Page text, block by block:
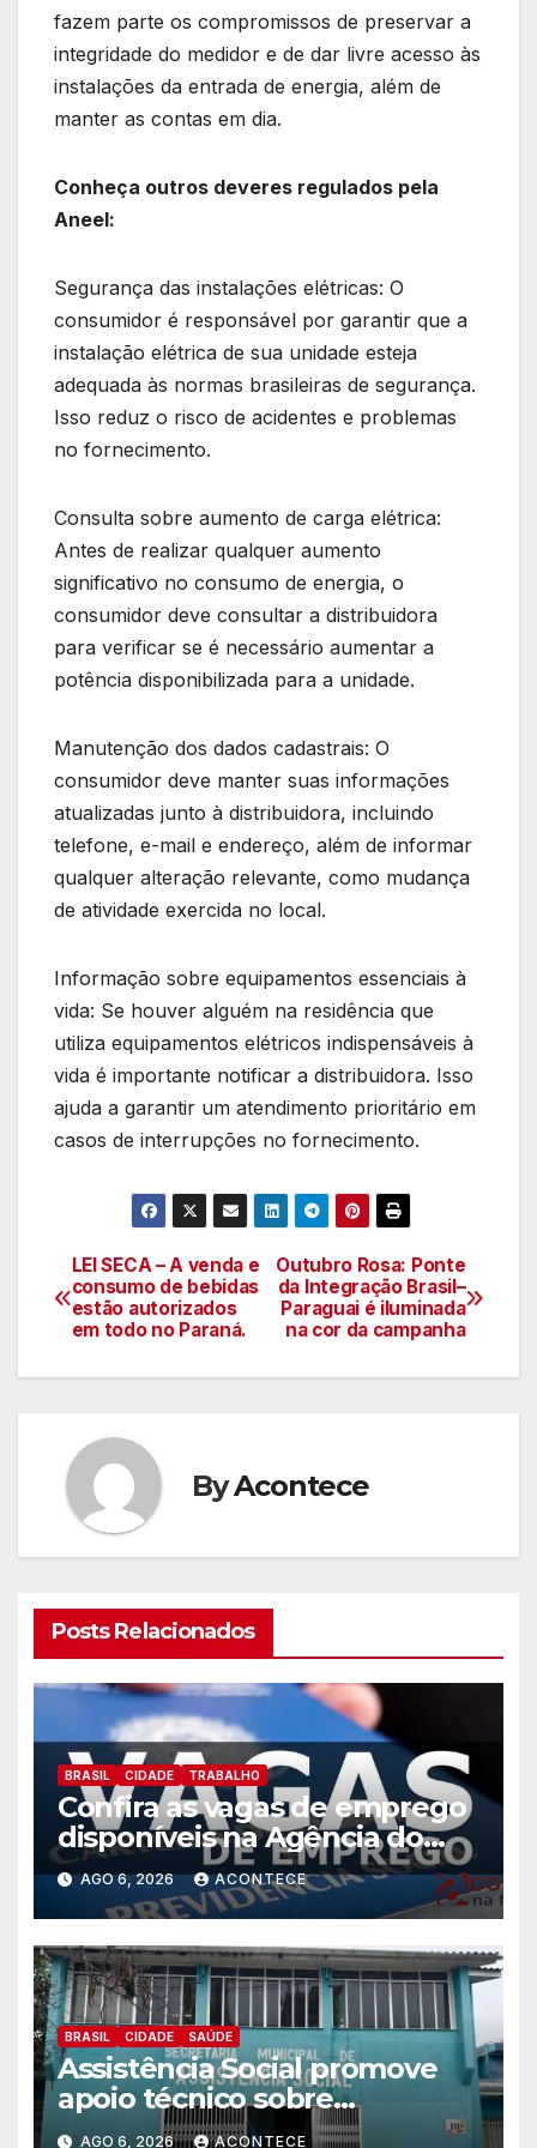
fazem parte os compromissos de preservar a
integridade do medidor e de dar livre acesso às
instalações da entrada de energia, além de
manter as contas em dia.
Conheça outros deveres regulados pela
Aneel:
Segurança das instalações elétricas: O
consumidor é responsável por garantir que a
instalação elétrica de sua unidade esteja
adequada às normas brasileiras de segurança.
Isso reduz o risco de acidentes e problemas
no fornecimento.
Consulta sobre aumento de carga elétrica:
Antes de realizar qualquer aumento
significativo no consumo de energia, o
consumidor deve consultar a distribuidora
para verificar se é necessário aumentar a
potência disponibilizada para a unidade.
Manutenção dos dados cadastrais: O
consumidor deve manter suas informações
atualizadas junto à distribuidora, incluindo
telefone, e-mail e endereço, além de informar
qualquer alteração relevante, como mudança
de atividade exercida no local.
Informação sobre equipamentos essenciais à
vida: Se houver alguém na residência que
utiliza equipamentos elétricos indispensáveis à
vida é importante notificar a distribuidora. Isso
ajuda a garantir um atendimento prioritário em
casos de interrupções no fornecimento.
Navegação
de
artigos
Outubro Rosa: Ponte
da Integração Brasil–
Paraguai é iluminada
na cor da campanha
LEI SECA – A venda e
consumo de bebidas
estão autorizados
em todo no Paraná.
ByAcontece
Posts Relacionados
BRASIL CIDADE TRABALHO
Confira as vagas de emprego
disponíveis na Agência do
Trabalhador
AGO 6, 2026 ACONTECE
BRASIL CIDADE SAÚDE
Assistência Social promove
apoio técnico sobre
preparação e resposta a
AGO 6, 2026 ACONTECE